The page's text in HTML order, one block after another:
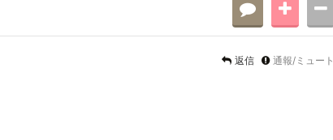
返信 通報/ミュート